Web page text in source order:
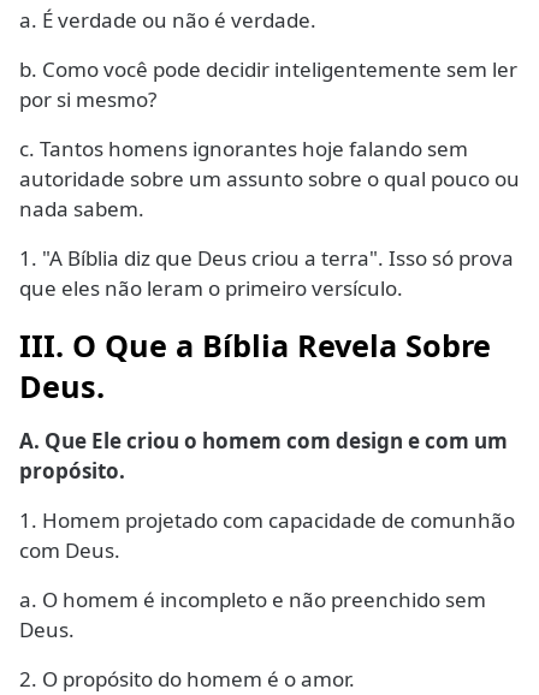
a. É verdade ou não é verdade.
b. Como você pode decidir inteligentemente sem ler
por si mesmo?
c. Tantos homens ignorantes hoje falando sem
autoridade sobre um assunto sobre o qual pouco ou
nada sabem.
1. "A Bíblia diz que Deus criou a terra". Isso só prova
que eles não leram o primeiro versículo.
III. O Que a Bíblia Revela Sobre
Deus.
A. Que Ele criou o homem com design e com um
propósito.
1. Homem projetado com capacidade de comunhão
com Deus.
a. O homem é incompleto e não preenchido sem
Deus.
2. O propósito do homem é o amor.